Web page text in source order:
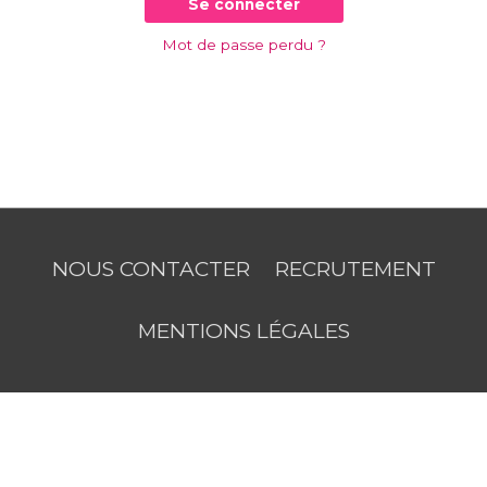
Se connecter
Mot de passe perdu ?
NOUS CONTACTER RECRUTEMENT
MENTIONS LÉGALES